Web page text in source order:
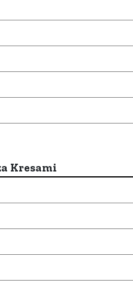
Kresami